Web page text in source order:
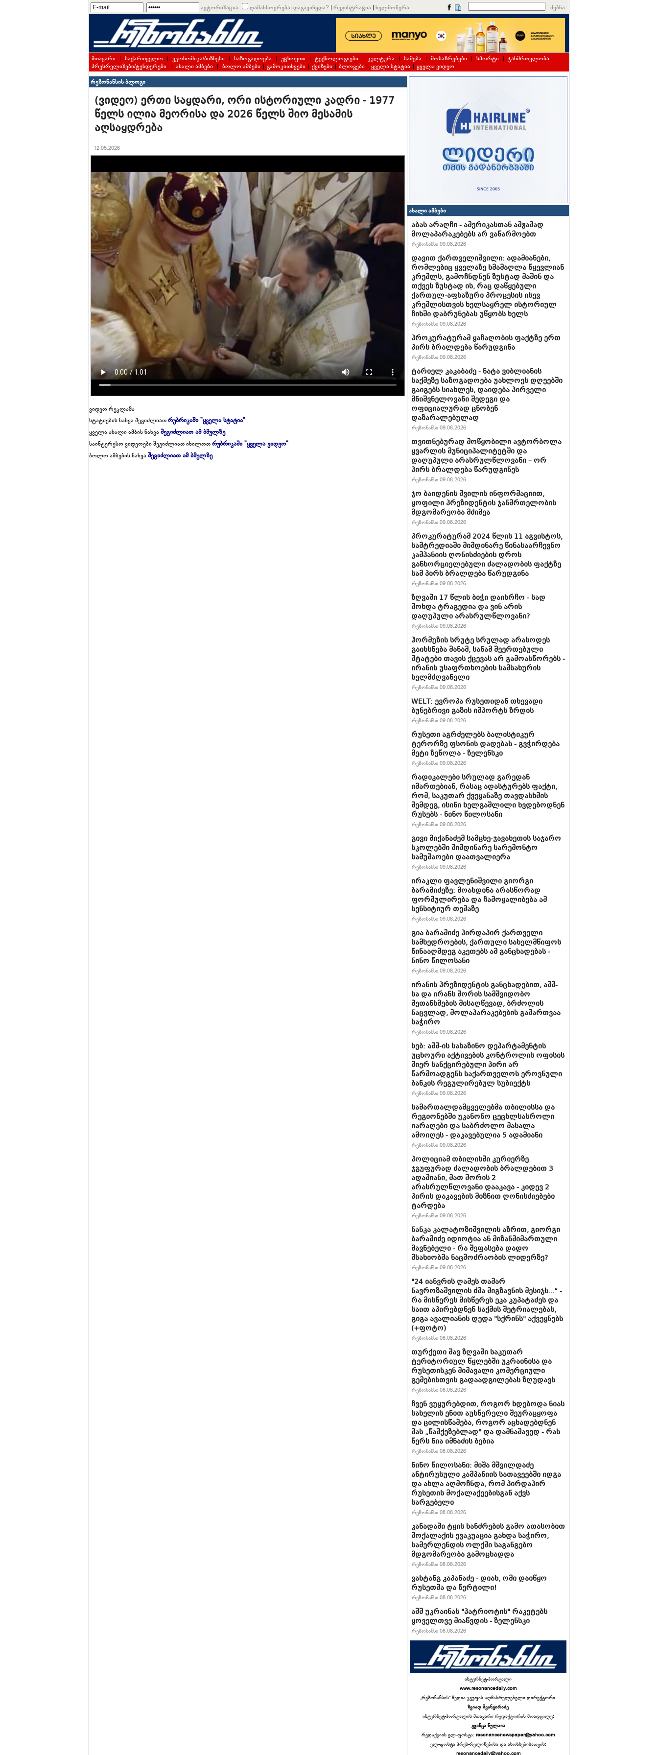
ავტორიზაცია დამახსოვრება| დაგავიწყდა? | რეგისტრაცია | ხელმოწერა ძებნა
მთავარი | საქართველო | ეკონომიკა/ბიზნესი | საზოგადოება | უცხოეთი | ტექნოლოგიები | კულტურა | სამება | მოსაზრებები | სპორტი | ჯანმრთელობა |
პრესრელიზები/ტენდერები | ახალი ამბები | ბოლო ამბები | გამოკითხვები | ქვიზები | ბლოგები | ყველა სტატია | ყველა ვიდეო
რეზონანსის ბლოგი
(ვიდეო) ერთი საყდარი, ორი ისტორიული კადრი - 1977
წელს ილია მეორისა და 2026 წელს შიო მესამის
აღსაყდრება
12.05.2026
ვიდეო რეკლამა
სტატიების ნახვა შეგიძლიათრუბრიკაში "ყველა სტატია"
ყველა ახალი ამბის ნახვაშეგიძლიათ ამ ბმულზე
საინტერესო ვიდეოები შეგიძლიათ იხილოთრუბრიკაში "ყველა ვიდეო"
ბოლო ამბების ნახვაშეგიძლიათ ამ ბმულზე
ახალი ამბები
აბას არაღჩი - ამერიკასთან ამჟამად
მოლაპარაკებებს არ ვაწარმოებთ
რეზონანსი 09.08.2026
დავით ქართველიშვილი: ადამიანები,
რომლებიც ყველაზე ხმამაღლა წყევლიან
კრემლს, გამოჩნდნენ ზუსტად მაშინ და
თქვეს ზუსტად ის, რაც დაწყებული
ქართულ-აფხაზური პროცესის ისევ
კრემლისთვის ხელსაყრელ ისტორიულ
ჩიხში დაბრუნებას უწყობს ხელს
რეზონანსი 09.08.2026
პროკურატურამ ყაჩაღობის ფაქტზე ერთ
პირს ბრალდება წარუდგინა
რეზონანსი 09.08.2026
ტარიელ კაკაბაძე - ნატა ვიბლიანის
საქმეზე საზოგადოება უახლოეს დღეებში
გაიგებს სიახლეს, დაიდება პირველი
მნიშვნელოვანი შედეგი და
ოფიციალურად ცნობენ
დაზარალებულად
რეზონანსი 09.08.2026
თვითნებურად მოწყობილი ავტორბოლა
ყვარლის მუნიციპალიტეტში და
დაღუპული არასრულწლოვანი – ორ
პირს ბრალდება წარუდგინეს
რეზონანსი 09.08.2026
ჯო ბაიდენის შვილის ინფორმაციით,
ყოფილი პრეზიდენტის ჯანმრთელობის
მდგომარეობა მძიმეა
რეზონანსი 09.08.2026
პროკურატურამ 2024 წლის 11 აგვისტოს,
სამტრედიაში მიმდინარე წინასაარჩევნო
კამპანიის ღონისძიების დროს
განხორციელებული ძალადობის ფაქტზე
სამ პირს ბრალდება წარუდგინა
რეზონანსი 09.08.2026
ზღვაში 17 წლის ბიჭი დაიხრჩო - სად
მოხდა ტრაგედია და ვინ არის
დაღუპული არასრულწლოვანი?
რეზონანსი 09.08.2026
ჰორმუზის სრუტე სრულად არასოდეს
გაიხსნება მანამ, სანამ შეერთებული
შტატები თავის ქცევას არ გამოასწორებს -
ირანის უსაფრთხოების სამსახურის
ხელმძღვანელი
რეზონანსი 09.08.2026
WELT: ევროპა რუსეთიდან თხევადი
ბუნებრივი გაზის იმპორტს ზრდის
რეზონანსი 09.08.2026
რუსეთი აგრძელებს ბალისტიკურ
ტერორზე ფსონის დადებას - გვჭირდება
მეტი ზეწოლა - ზელენსკი
რეზონანსი 09.08.2026
რადიკალები სრულად გარედან
იმართებიან, რასაც ადასტურებს ფაქტი,
რომ, საკუთარ ქვეყანაზე თავდასხმის
შემდეგ, ისინი ხელგაშლილი ხვდებოდნენ
რუსებს - ნინო წილოსანი
რეზონანსი 09.08.2026
გივი მიქანაძემ სამცხე-ჯავახეთის საჯარო
სკოლებში მიმდინარე სარემონტო
სამუშაოები დაათვალიერა
რეზონანსი 09.08.2026
ირაკლი ფავლენიშვილი გიორგი
ბარამიძეზე: მოახდინა არასწორად
ფორმულირება და ჩამოყალიბება ამ
სენსიტიურ თემაზე
რეზონანსი 09.08.2026
გია ბარამიძე პირდაპირ ქართველი
სამხედროების, ქართული სახელმწიფოს
წინააღმდეგ აკეთებს ამ განცხადებას -
ნინო წილოსანი
რეზონანსი 09.08.2026
ირანის პრეზიდენტის განცხადებით, აშშ-
სა და ირანს შორის სამშვიდობო
შეთანხმების მისაღწევად, ბრძოლის
ნაცვლად, მოლაპარაკებების გამართვაა
საჭირო
რეზონანსი 09.08.2026
სებ: აშშ-ის სახაზინო დეპარტამენტის
უცხოური აქტივების კონტროლის ოფისის
მიერ სანქცირებული პირი არ
წარმოადგენს საქართველოს ეროვნული
ბანკის რეგულირებულ სუბიექტს
რეზონანსი 09.08.2026
სამართალდამცველებმა თბილისსა და
რეგიონებში უკანონო ცეცხლსასროლი
იარაღები და საბრძოლო მასალა
ამოიღეს - დაკავებულია 5 ადამიანი
რეზონანსი 09.08.2026
პოლიციამ თბილისში კურიერზე
ჯგუფურად ძალადობის ბრალდებით 3
ადამიანი, მათ შორის 2
არასრულწლოვანი დააკავა - კიდევ 2
პირის დაკავების მიზნით ღონისძიებები
ტარდება
რეზონანსი 09.08.2026
ნანკა კალატოზიშვილის აზრით, გიორგი
ბარამიძე იდიოტია ან მი­ზან­მი­მარ­თუ­ლი
მავ­ნე­ბე­ლი - რა შეფასება დადო
მსახიობმა ნაცმოძრაობის ლიდერზე?
რეზონანსი 09.08.2026
"24 იანვრის ღამეს თამარ
ნავროზაშვილის ძმა მიგზავნის მესიჯს...“ -
რა მისწერეს მისწერეს ეკა კუპატაძეს და
საით აპირებდნენ საქმის შეტრიალებას,
გიგა ავალიანის დედა "სქრინს" აქვეყნებს
(+ფოტო)
რეზონანსი 08.08.2026
თურქეთი შავ ზღვაში საკუთარ
ტერიტორიულ წყლებში უკრაინისა და
რუსეთისკენ მიმავალი კომერციული
გემებისთვის გადაადგილებას ზღუდავს
რეზონანსი 08.08.2026
ჩვენ ვუყურებდით, როგორ ხდებოდა ნიას
სახელის ენით აუხწერელი შეურაცყოფა
და ცილისწამება, როგორ აცხადებდნენ
მას „წამქეზებლად" და დამნაშავედ - რას
წერს ნია იმნაძის ბებია
რეზონანსი 08.08.2026
ნინო წილოსანი: მიშა მშვილდაძე
ანტირუსული კამპანიის სათავეებში იდგა
და ახლა აღმოჩნდა, რომ პირდაპირ
რუსეთის მოქალაქეებისგან აქვს
სარგებელი
რეზონანსი 08.08.2026
კანადაში ტყის ხანძრების გამო ათასობით
მოქალაქის ევაკუაცია გახდა საჭირო,
სამერლენდის ოლქში საგანგებო
მდგომარეობა გამოცხადდა
რეზონანსი 08.08.2026
ვახტანგ კაპანაძე - დიახ, ომი დაიწყო
რუსეთმა და წერტილი!
რეზონანსი 08.08.2026
აშშ უკრაინას "პატრიოტის" რაკეტებს
ყოველთვე მიაწვდის - ზელენსკი
რეზონანსი 08.08.2026
ინტერნეტ-პორტალი
www.resonancedaily.com
„რეზონანსის“ მედია ჯგუფის აღმასრულებელი დირექტორი:
ზვიად შვანგირაძე
ინტერნეტ-პორტალის მთავარი რედაქტორის მოადგილე:
გვანცა წულაია
რედაქციის ელ-ფოსტა: resonancenewspaper@yahoo.com
ელ-ფოსტა პრეს-რელიზებისა და ანონსებისათვის:
resonancedaily@yahoo.com